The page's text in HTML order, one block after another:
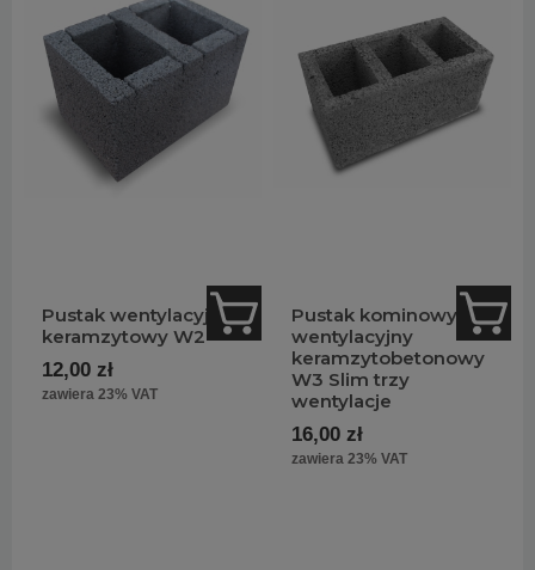
Pustak wentylacyjny
keramzytowy W2
12,00 zł
zawiera 23% VAT
Pustak kominowy
wentylacyjny
keramzytobetonowy
W3 Slim trzy
wentylacje
16,00 zł
zawiera 23% VAT